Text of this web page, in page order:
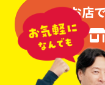
お店